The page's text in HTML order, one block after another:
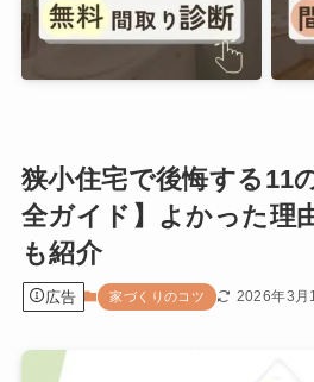
狭小住宅で後悔する11
全ガイド】よかった理
も紹介
広告 家づくりのコツ 2026年3月